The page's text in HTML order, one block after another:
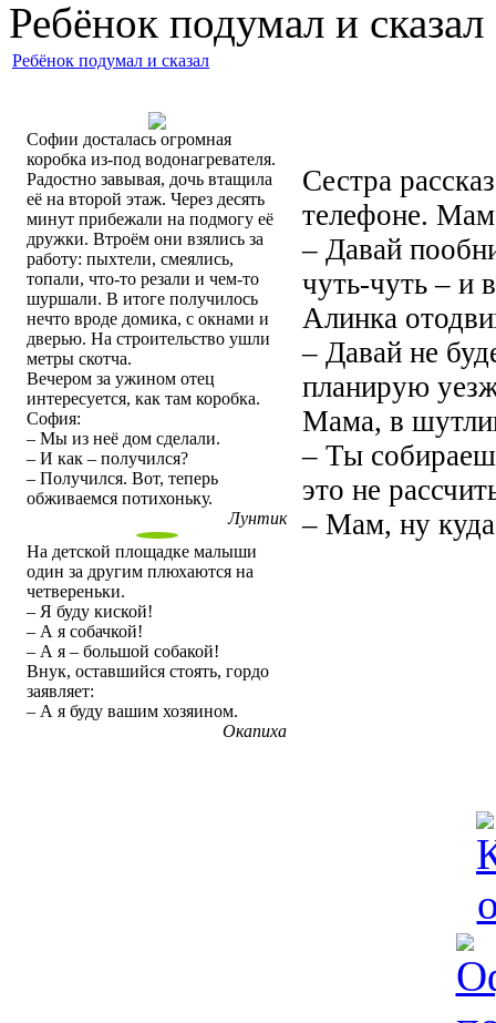
Ребёнок подумал и сказал
Ребёнок подумал и сказал
Софии досталась огромная
коробка из-под водонагревателя.
Радостно завывая, дочь втащила
её на второй этаж. Через десять
минут прибежали на подмогу её
дружки. Втроём они взялись за
работу: пыхтели, смеялись,
топали, что-то резали и чем-то
шуршали. В итоге получилось
нечто вроде домика, с окнами и
дверью. На строительство ушли
метры скотча.
Вечером за ужином отец
интересуется, как там коробка.
София:
– Мы из неё дом сделали.
– И как – получился?
– Получился. Вот, теперь
обживаемся потихоньку.
Лунтик
На детской площадке малыши
один за другим плюхаются на
четвереньки.
– Я буду киской!
– А я собачкой!
– А я – большой собакой!
Внук, оставшийся стоять, гордо
заявляет:
– А я буду вашим хозяином.
Окапиха
Сестра
телефоне.
– Давай
чуть-чуть – и
Алинка
– Давай не
планирую
Мама, в
– Ты
это не
– Мам, ну